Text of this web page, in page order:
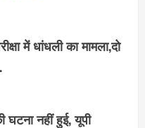
में धांधली का मामला,दो
नहीं हुई, यूपी